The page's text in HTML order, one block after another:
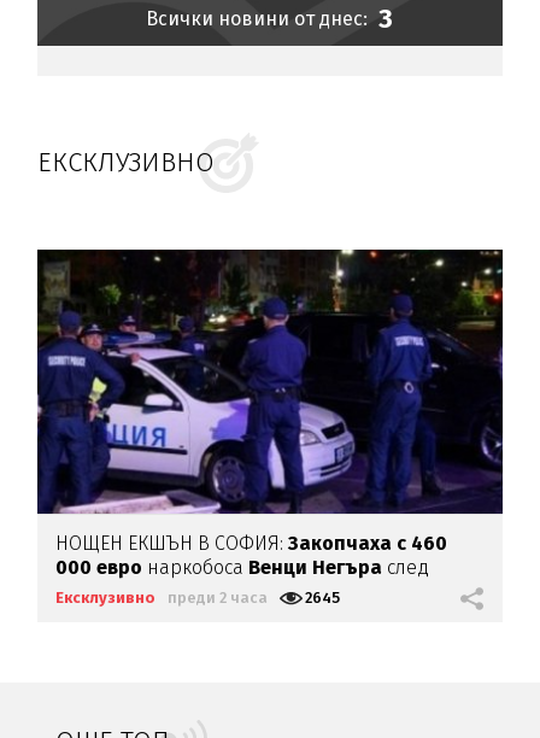
Всички новини от днес: 3
ЕКСКЛУЗИВНО
НОЩЕН ЕКШЪН В СОФИЯ:Закопчаха с 460
000 евро наркобоса Венци Негъра след
бясна гонка
Ексклузивно преди 2 часа 2645